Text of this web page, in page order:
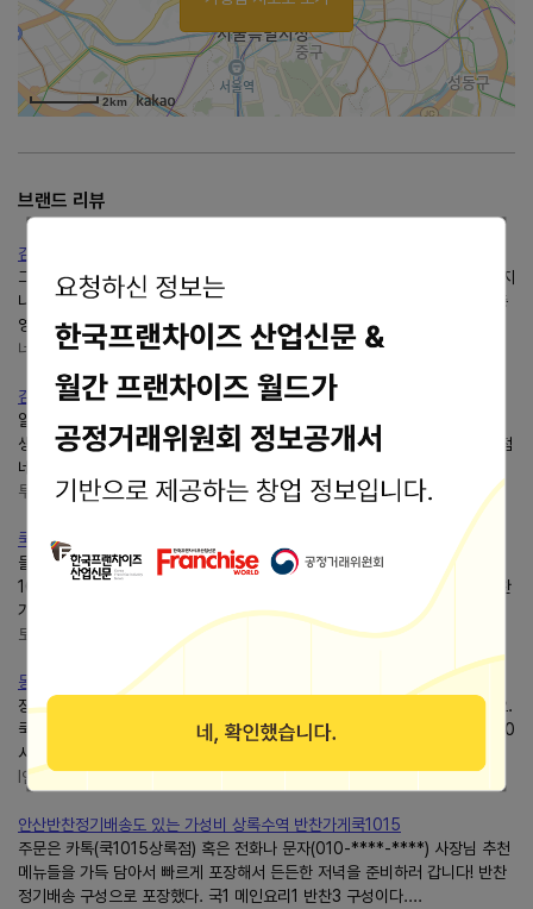
2km
브랜드 리뷰
김해진영반찬가게쿡1015
그래서 한번 찾아본쿡1015.남의 반찬도 맛있으면 한 끼 저녁 밥상이 푸짐해지
니 좋을 듯.쿡1015김해진영점 경남 김해시 진영읍 김해대로361번길 35 1층
영업시간 월-토 11:00 - 19:30 (인터넷상엔 11시오픈, 문엔...
너는 모르는 여자이야기
blog.naver.com/1004ykw
김해진영반찬가게쿡1015김해진영점 손님상도 10분 완성
알게된쿡1015김해진영점 이미 진영자이아파트에 사는 주민언니의 살아있는
생생후기로 믿고 찾은... 그렇게 찾게 된쿡1015김해진영점쿡1015김해진영점
네비주소 경남 김해시 진영읍 김해대로361번길 35 1층...
투머치빈
blog.naver.com/2much_bin
쿡 1015영통황골점에서 간단한 밑반찬 구입기
들렸어요쿡 1015영통황골점 경기도 수원시 영통구 봉영로1744번길11 매일
10:00~20:30 정기휴무 매주... 아주 좋은 방법 같아요 .^^ #일상기록 #반찬
가게 #쿡1015영통황골점 #반찬사먹기 #우리동네반찬가게 #쿡1015
토끼가족이야기
blog.naver.com/sugidanji
동탄 반찬가게쿡1015동탄시범단지점 내돈내산 후기
장독대에 이어쿡1015동탄시범단지점에'나물'반찬을 사기 위해 다녀왔는데요.
쿡1015동탄시범단지점 주소 : 경기 화성시 동탄대로시범길 20 영업시간 : 10
시 ~20시, 토요일 ~19시 매주 일요일 정기 휴무 TEL : 031...
I인데 말많은 부부
blog.naver.com/sjyh86
안산반찬정기배송도 있는 가성비 상록수역 반찬가게쿡1015
주문은 카톡(쿡1015상록점) 혹은 전화나 문자(010-****-****) 사장님 추천
메뉴들을 가득 담아서 빠르게 포장해서 든든한 저녁을 준비하러 갑니다! 반찬
정기배송 구성으로 포장했다. 국1 메인요리1 반찬3 구성이다....